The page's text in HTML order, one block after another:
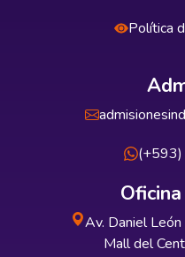
Política
Av. Daniel
Mall del